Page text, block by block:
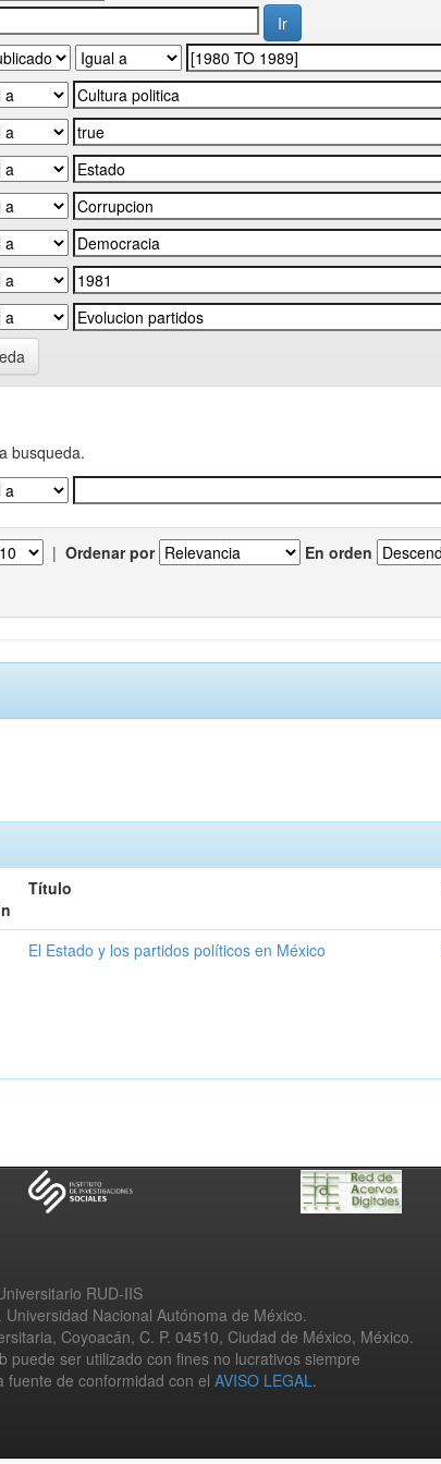
busqueda.
| Ordenar por En orden
Título
El Estado y los partidos políticos en México
RUD-IIS
Nacional Autónoma de México.
Coyoacán, C. P. 04510, Ciudad de México, México.
puede ser utilizado con fines no lucrativos siempre
fuente de conformidad con el AVISO LEGAL.